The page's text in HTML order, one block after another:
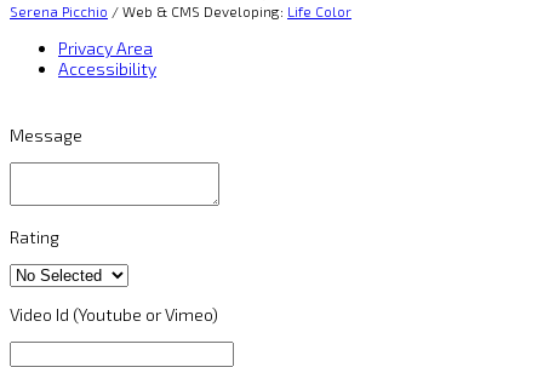
Serena Picchio / Web & CMS Developing: Life Color
Privacy Area
Accessibility
Message
Rating
Video Id (Youtube or Vimeo)